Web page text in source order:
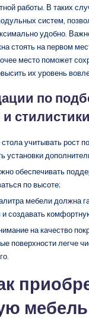
работы. В таких
систем,
удобно.
стоять на первом
место поможет
их уровень
по
стилистики
учитывать рост
установки
обеспечивать
по высоте;
мебели должна
и создавать
на качество
поверхности легче
мебель